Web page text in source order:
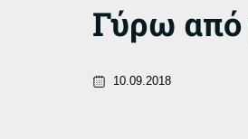
Γύρω
10.09.2018